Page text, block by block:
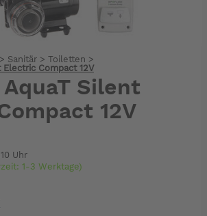
Sanitär> Toiletten >
Compact 12V
Silent
12V
Uhr
1-3 Werktage)